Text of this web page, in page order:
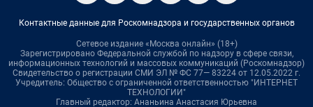
Контактные данные для Роскомнадзора и государственных органов
Сетевое издание «Москва онлайн» (18+)
Зарегистрировано Федеральной службой по надзору в сфере связи,
информационных технологий и массовых коммуникаций (Роскомнадзор)
Свидетельство о регистрации СМИ ЭЛ № ФС 77— 83224 от 12.05.2022 г.
Учредитель: Общество с ограниченной ответственностью "ИНТЕРНЕТ
ТЕХНОЛОГИИ"
Главный редактор: Ананьина Анастасия Юрьевна